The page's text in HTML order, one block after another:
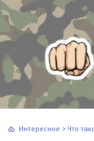
Интересное > Что